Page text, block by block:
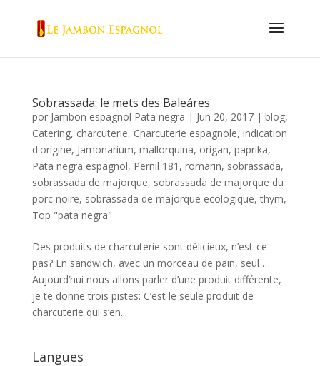
Sobrassada: le mets des Baleáres
por Jambon espagnol Pata negra | Jun 20, 2017| blog,
Catering, charcuterie, Charcuterie espagnole, indication
d'origine, Jamonarium, mallorquina, origan, paprika,
Pata negra espagnol, Pernil 181 , romarin, sobrassada,
sobrassada de majorque, sobrassada de majorque du
porc noire, sobrassada de majorque ecologique,thym,
Top "pata negra"
Des produits de charcuterie sont délicieux, n’est-ce
pas? En sandwich, avec un morceau de pain, seul …
Aujourd’hui nous allons parler d’une produit différente,
je te donne trois pistes: C’est le seule produit de
charcuterie qui s’en...
Langues